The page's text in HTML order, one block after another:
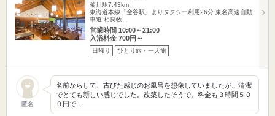
菊川駅7.43km
東海道本線「金谷駅」よりタクシー利用26分 東名高速自動
車道 相良牧…
営業時間 10:00～21:00
入浴料金 700円～
日帰り ひとり旅・一人旅
匿名
名前からして、古びた感じのお風呂を想像していましたが、清潔
でとても新しい感じでした。改築したそうで。料金も３時間５０
０円で…